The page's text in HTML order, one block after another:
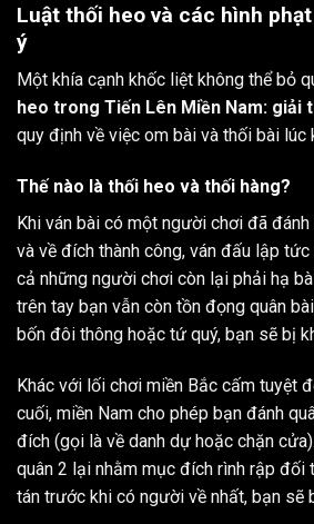
Luật thối heo và các hình
ý
Một khía cạnh khốc liệt không thể bỏ
heo trong Tiến Lên Miền Nam: giải
quy định về việc om bài và thối bài lúc
Thế nào là thối heo và thối hàng?
Khi ván bài có một người chơi đã
và về đích thành công, ván đấu lập
cả những người chơi còn lại phải hạ
trên tay bạn vẫn còn tồn đọng quân
bốn đôi thông hoặc tứ quý, bạn sẽ bị
Khác với lối chơi miền Bắc cấm tuyệt
cuối, miền Nam cho phép bạn đánh
đích (gọi là về danh dự hoặc chặn
quân 2 lại nhằm mục đích rình rập đối
tán trước khi có người về nhất, bạn sẽ